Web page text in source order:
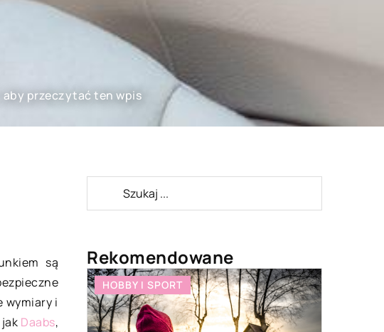
aby przeczytać ten wpis
są
wymiary i
Daabs,
Rekomendowane
HOBBY I SPORT